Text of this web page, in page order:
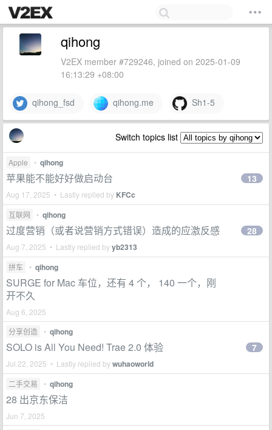
qihong
V2EX member #729246, joined on 2025-01-09
16:13:29 +08:00
qihong_fsd qihong.me Sh1-5
Switch topics list
Apple • qihong
苹果能不能好好做启动台
Aug 17, 2025 • Lastly replied by KFCc
13
互联网 • qihong
过度营销（或者说营销方式错误）造成的应激反感
Aug 7, 2025 • Lastly replied byyb2313
28
拼车 • qihong
SURGE for Mac 车位，还有 4 个， 140 一个，刚
开不久
Aug 6, 2025
分享创造
• qihong
SOLO is All You Need! Trae 2.0 体验
Jul 22, 2025 • Lastly replied bywuhaoworld
7
二手交易 • qihong
28 出京东保洁
Jun 7, 2025